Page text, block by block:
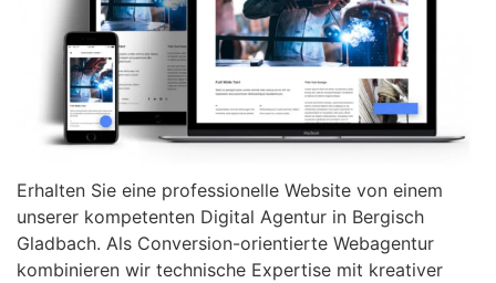
Erhalten Sie eine professionelle Website von einem
unserer kompetenten Digital Agentur in Bergisch
Gladbach. Als Conversion-orientierte Webagentur
kombinieren wir technische Expertise mit kreativer